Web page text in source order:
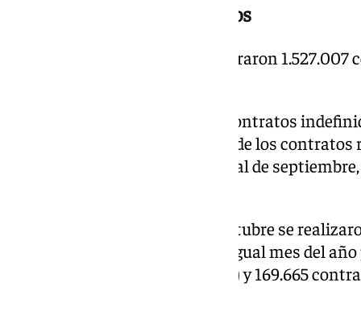
El 43,5% de los contratos, fijos
En octubre de este año se registraron
De todos ellos, 664.195 fueron contratos
un año antes. En total, el 43,5% de los
indefinidos, porcentaje similar al de
Dentro de los indefinidos, en octubre se
completo, un 8,9% más que en igual mes del
discontinuos (+7,5% interanual) y 169.665